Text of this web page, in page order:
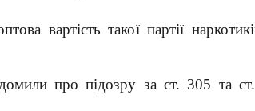
вартість такої партії
про підозру за ст. 305 та